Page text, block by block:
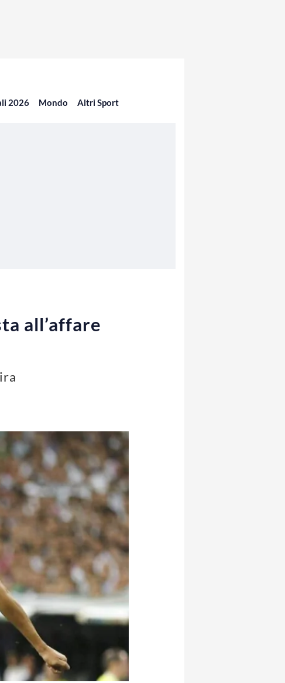
2026 Mondo Altri Sport
all’affare